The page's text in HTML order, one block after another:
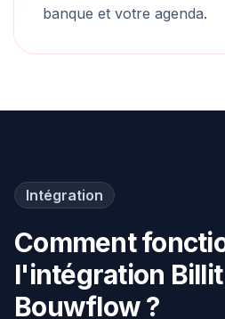
banque et votre agenda.
Intégration
Comment
l'intégration
Bouwflow ?